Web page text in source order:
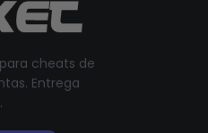
cheats de
Entrega